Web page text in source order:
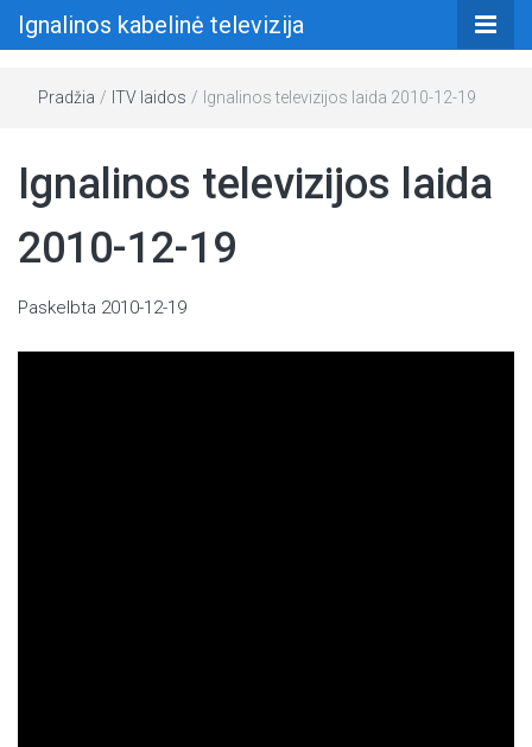
Ignalinos kabelinė televizija
Pradžia / ITV laidos / Ignalinos televizijos laida 2010-12-19
Ignalinos televizijos laida
2010-12-19
Paskelbta 2010-12-19